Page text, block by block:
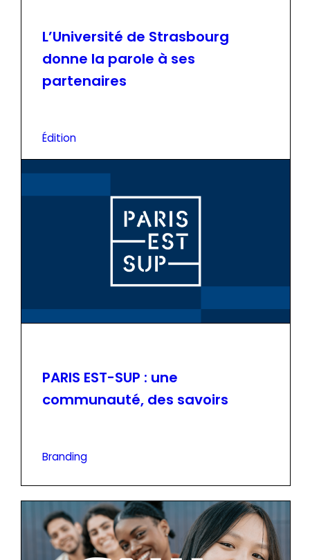
L’Université de Strasbourg
donne la parole à ses
partenaires
Édition
PARIS EST-SUP : une
communauté, des savoirs
Branding